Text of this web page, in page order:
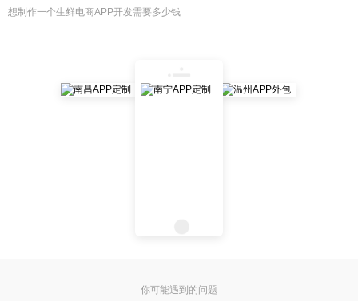
想制作一个生鲜电商APP开发需要多少钱
你可能遇到的问题